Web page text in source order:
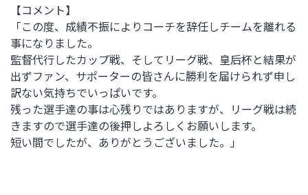
【コメント】
「この度、成績不振によりコーチを辞任しチームを離れる
事になりました。
監督代行したカップ戦、そしてリーグ戦、皇后杯と結果が
出ずファン、サポーターの皆さんに勝利を届けられず申し
訳ない気持ちでいっぱいです。
残った選手達の事は心残りではありますが、リーグ戦は続
きますので選手達の後押しよろしくお願いします。
短い間でしたが、ありがとうございました。」